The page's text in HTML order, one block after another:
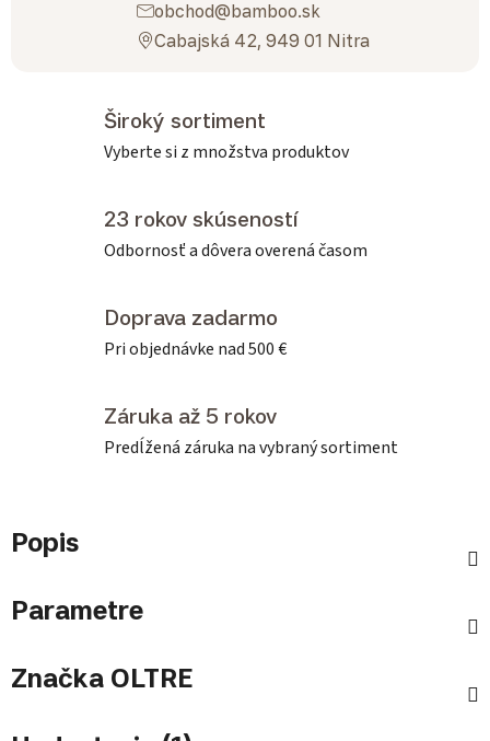
obchod@bamboo.sk
Cabajská 42, 949 01 Nitra
Široký sortiment
Vyberte si z množstva produktov
23 rokov skúseností
Odbornosť a dôvera overená časom
Doprava zadarmo
Pri objednávke nad 500 €
Záruka až 5 rokov
Predĺžená záruka na vybraný sortiment
Popis
Parametre
Značka OLTRE